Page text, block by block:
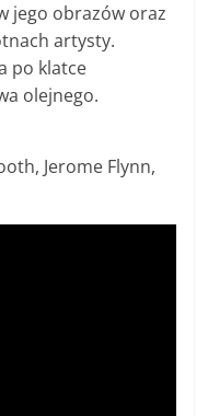
jego obrazów oraz
artysty.
po klatce
olejnego.
Jerome Flynn,